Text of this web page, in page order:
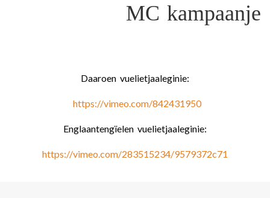
MC kampaanje
Daaroen vuelietjaaleginie:
https://vimeo.com/842431950
Englaantengïelen vuelietjaaleginie:
https://vimeo.com/283515234/9579372c71